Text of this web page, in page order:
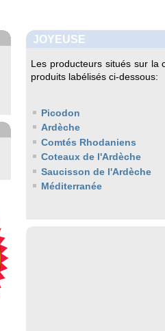
JOYEUSE
Les producteurs situés sur la
produits labélisés ci-dessous:
Picodon
Ardèche
Comtés Rhodaniens
Coteaux de l'Ardèche
Saucisson de l'Ardèche
Méditerranée